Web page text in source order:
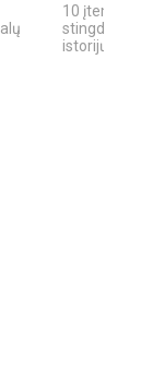
10 įtemptų,
stingdančių
istorijų